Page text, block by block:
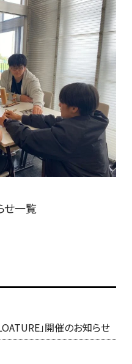
せ一覧
」開催のお知らせ